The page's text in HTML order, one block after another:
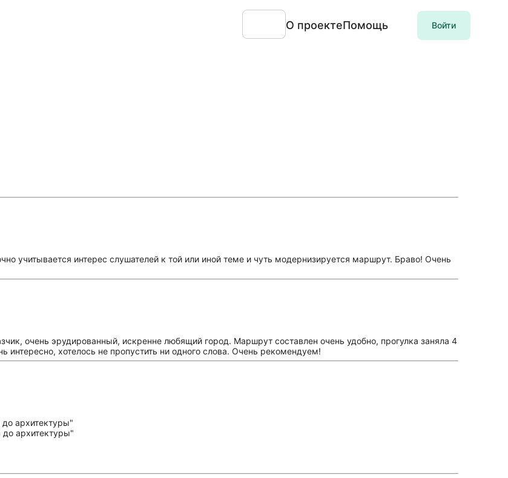
О проектеПомощь Войти
учитывается интерес слушателей к той или иной теме и чуть модернизируется маршрут. Браво! Очень
очень эрудированный, искренне любящий город. Маршрут составлен очень удобно, прогулка заняла 4
хотелось не пропустить ни одного слова. Очень рекомендуем!